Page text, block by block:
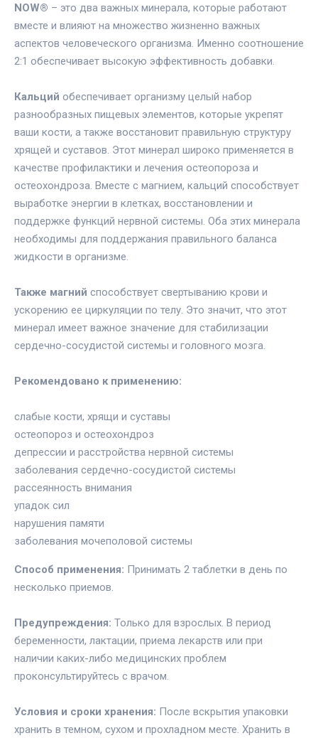
NOW® – это два важных минерала, которые работают
вместе и влияют на множество жизненно важных
аспектов человеческого организма. Именно соотношение
2:1 обеспечивает высокую эффективность добавки.
Кальций обеспечивает организму целый набор
разнообразных пищевых элементов, которые укрепят
ваши кости, а также восстановит правильную структуру
хрящей и суставов. Этот минерал широко применяется в
качестве профилактики и лечения остеопороза и
остеохондроза. Вместе с магнием, кальций способствует
выработке энергии в клетках, восстановлении и
поддержке функций нервной системы. Оба этих минерала
необходимы для поддержания правильного баланса
жидкости в организме.
Также магний способствует свертыванию крови и
ускорению ее циркуляции по телу. Это значит, что этот
минерал имеет важное значение для стабилизации
сердечно-сосудистой системы и головного мозга.
Рекомендовано к применению:
слабые кости, хрящи и суставы
остеопороз и остеохондроз
депрессии и расстройства нервной системы
заболевания сердечно-сосудистой системы
рассеянность внимания
упадок сил
нарушения памяти
заболевания мочеполовой системы
Способ применения: Принимать 2 таблетки в день по
несколько приемов.
Предупреждения: Только для взрослых. В период
беременности, лактации, приема лекарств или при
наличии каких-либо медицинских проблем
проконсультируйтесь с врачом.
Условия и сроки хранения: После вскрытия упаковки
хранить в темном, сухом и прохладном месте. Хранить в